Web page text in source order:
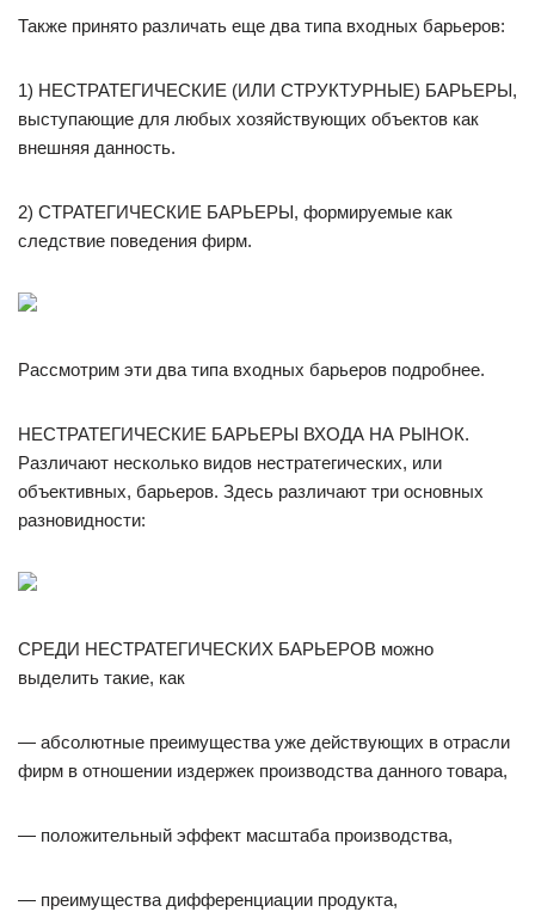
Также принято различать еще два типа входных барьеров:
1) НЕСТРАТЕГИЧЕСКИЕ (ИЛИ СТРУКТУРНЫЕ) БАРЬЕРЫ,
выступающие для любых хозяйствующих объектов как
внешняя данность.
2) СТРАТЕГИЧЕСКИЕ БАРЬЕРЫ, формируемые как
следствие поведения фирм.
Рассмотрим эти два типа входных барьеров подробнее.
НЕСТРАТЕГИЧЕСКИЕ БАРЬЕРЫ ВХОДА НА РЫНОК.
Различают несколько видов нестратегических, или
объективных, барьеров. Здесь различают три основных
разновидности:
СРЕДИ НЕСТРАТЕГИЧЕСКИХ БАРЬЕРОВ можно
выделить такие, как
— абсолютные преимущества уже действующих в отрасли
фирм в отношении издержек производства данного товара,
— положительный эффект масштаба производства,
— преимущества дифференциации продукта,